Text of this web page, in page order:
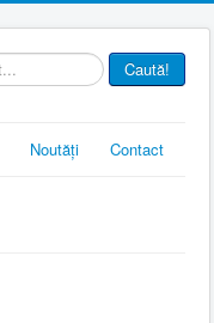
Caută!
Noutăți Contact